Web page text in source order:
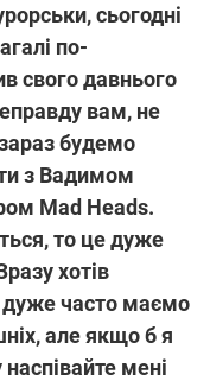
сьогодні
по-
свого давнього
вам, не
будемо
з Вадимом
Mad Heads.
то це дуже
хотів
дуже часто маємо
але якщо б я
мені